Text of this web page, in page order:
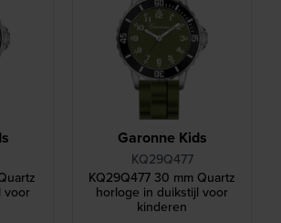
voor
Garonne Kids
KQ29Q477
KQ29Q477 30 mm Quartz
horloge in duikstijl voor
kinderen